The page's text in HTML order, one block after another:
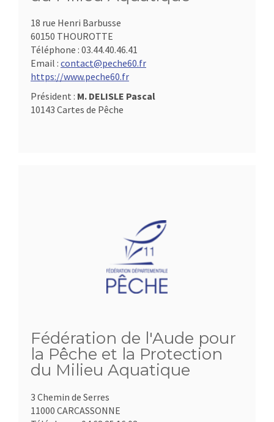
18 rue Henri Barbusse
60150 THOUROTTE
Téléphone : 03.44.40.46.41
Email : contact@peche60.fr
https://www.peche60.fr
Président : M. DELISLE Pascal
10143 Cartes de Pêche
Fédération de l'Aude pour
la Pêche et la Protection
du Milieu Aquatique
3 Chemin de Serres
11000 CARCASSONNE